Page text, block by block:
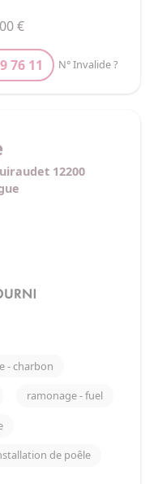
€
76 11 N° Invalide ?
12200
- charbon
ramonage - fuel
de poêle